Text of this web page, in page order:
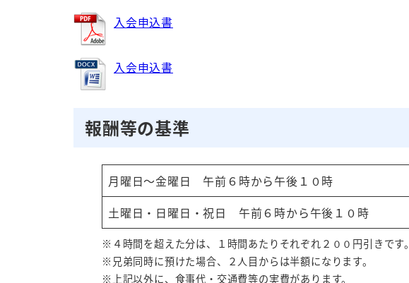
入会申込書
入会申込書
報酬等の基準
月曜日～金曜日 午前６時から午後１０時
土曜日・日曜日・祝日 午前６時から午後１０時
※４時間を超えた分は、１時間あたりそれぞれ２００円引きです。
※兄弟同時に預けた場合、２人目からは半額になります。
※上記以外に、食事代・交通費等の実費があります。